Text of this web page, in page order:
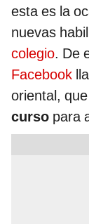
esta es la
nuevas
colegio. De
Facebook
oriental,
curso para